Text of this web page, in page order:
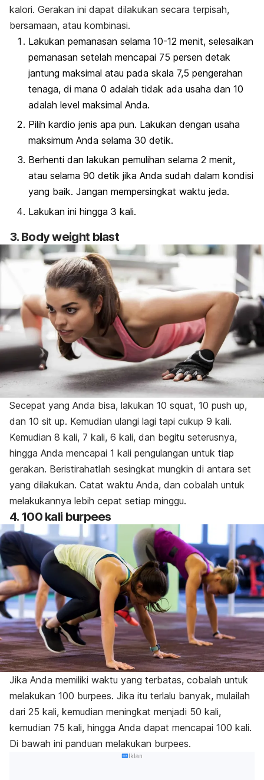
kalori. Gerakan ini dapat dilakukan secara terpisah,
bersamaan, atau kombinasi.
Lakukan pemanasan selama 10-12 menit, selesaikan
pemanasan setelah mencapai 75 persen detak
jantung maksimal atau pada skala 7,5 pengerahan
tenaga, di mana 0 adalah tidak ada usaha dan 10
adalah level maksimal Anda.
Pilih kardio jenis apa pun. Lakukan dengan usaha
maksimum Anda selama 30 detik.
Berhenti dan lakukan pemulihan selama 2 menit,
atau selama 90 detik jika Anda sudah dalam kondisi
yang baik. Jangan mempersingkat waktu jeda.
Lakukan ini hingga 3 kali.
3. Body weight blast
Secepat yang Anda bisa, lakukan 10 squat, 10 push up,
dan 10 sit up. Kemudian ulangi lagi tapi cukup 9 kali.
Kemudian 8 kali, 7 kali, 6 kali, dan begitu seterusnya,
hingga Anda mencapai 1 kali pengulangan untuk tiap
gerakan. Beristirahatlah sesingkat mungkin di antara set
yang dilakukan. Catat waktu Anda, dan cobalah untuk
melakukannya lebih cepat setiap minggu.
4. 100 kali burpees
Jika Anda memiliki waktu yang terbatas, cobalah untuk
melakukan 100 burpees. Jika itu terlalu banyak, mulailah
dari 25 kali, kemudian meningkat menjadi 50 kali,
kemudian 75 kali, hingga Anda dapat mencapai 100 kali.
Di bawah ini panduan melakukan burpees.
Iklan